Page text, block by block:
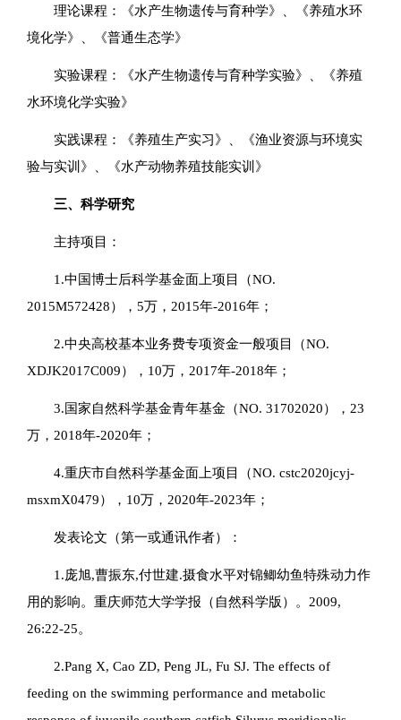
理论课程：《水产生物遗传与育种学》、《养殖水环
境化学》、《普通生态学》
实验课程：《水产生物遗传与育种学实验》、《养殖
水环境化学实验》
实践课程：《养殖生产实习》、《渔业资源与环境实
验与实训》、《水产动物养殖技能实训》
三、科学研究
主持项目：
1.中国博士后科学基金面上项目（NO.
2015M572428），5万，2015年-2016年；
2.中央高校基本业务费专项资金一般项目（NO.
XDJK2017C009），10万，2017年-2018年；
3.国家自然科学基金青年基金（NO. 31702020），23
万，2018年-2020年；
4.重庆市自然科学基金面上项目（NO. cstc2020jcyj-
msxmX0479），10万，2020年-2023年；
发表论文（第一或通讯作者）：
1.庞旭,曹振东,付世建.摄食水平对锦鲫幼鱼特殊动力作
用的影响。重庆师范大学学报（自然科学版）。2009,
26:22-25。
2.Pang X, Cao ZD, Peng JL, Fu SJ. The effects of
feeding on the swimming performance and metabolic